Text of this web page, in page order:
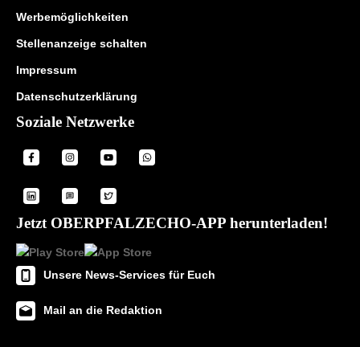
Werbemöglichkeiten
Stellenanzeige schalten
Impressum
Datenschutzerklärung
Soziale Netzwerke
Jetzt OBERPFALZECHO-APP herunterladen!
Unsere News-Services für Euch
Mail an die Redaktion